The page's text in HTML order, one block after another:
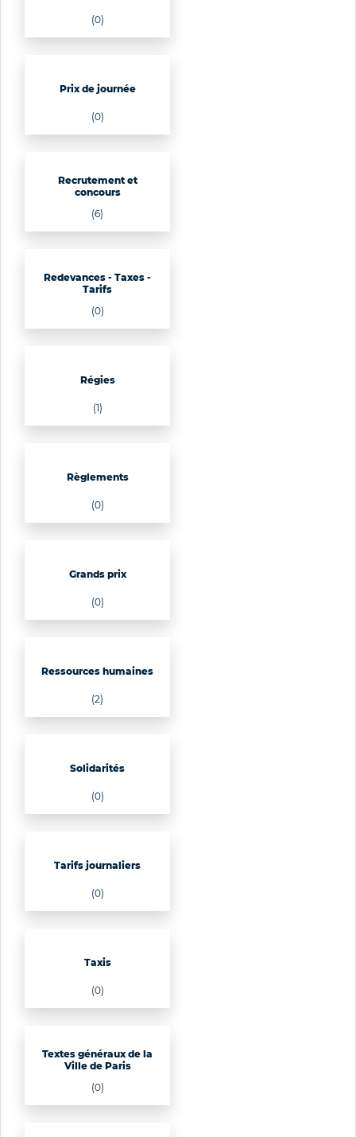
(0)
Prix de journée
(0)
Recrutement et
concours
(6)
Redevances - Taxes -
Tarifs
(0)
Régies
(1)
Règlements
(0)
Grands prix
(0)
Ressources humaines
(2)
Solidarités
(0)
Tarifs journaliers
(0)
Taxis
(0)
Textes généraux de la
Ville de Paris
(0)